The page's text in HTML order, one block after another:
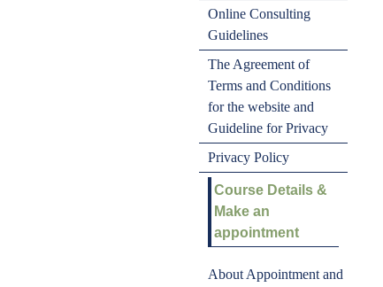
Online Consulting
Guidelines
The Agreement of
Terms and Conditions
for the website and
Guideline for Privacy
Privacy Policy
Course Details &
Make an
appointment
About Appointment and